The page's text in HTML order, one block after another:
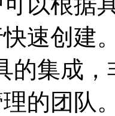
速创建
的集成
的团队